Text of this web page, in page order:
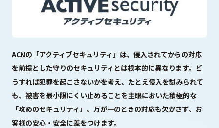
商談中のお客様
mail お問い合わせ
公式SNS
ACNの「アクティブセキュリティ」は、侵入されてからの対応
を前提とした守りのセキュリティとは根本的に異なります。ど
うすれば犯罪を起こさないかを考え、たとえ侵入を試みられて
も、被害を最小限にくい止めることを主眼においた積極的な
「攻めのセキュリティ」。万が一のときの対応も欠かさず、お
客様の安心・安全に差をつけます。